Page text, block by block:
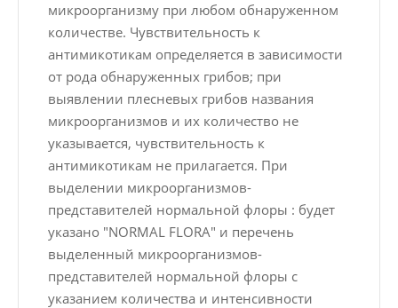
микроорганизму при любом обнаруженном
количестве. Чувствительность к
антимикотикам определяется в зависимости
от рода обнаруженных грибов; при
выявлении плесневых грибов названия
микроорганизмов и их количество не
указывается, чувствительность к
антимикотикам не прилагается. При
выделении микроорганизмов-
представителей нормальной флоры : будет
указано "NORMAL FLORA" и перечень
выделенный микроорганизмов-
представителей нормальной флоры с
указанием количества и интенсивности